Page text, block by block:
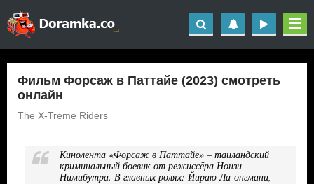
Фильм Форсаж в Паттайе (2023) смотреть
онлайн
The X-Treme Riders
Кинолента «Форсаж в Паттайе» – таиландский
криминальный боевик от режиссёра Нонзи
Нимибутра. В главных ролях: Йираю Ла-онгмани,